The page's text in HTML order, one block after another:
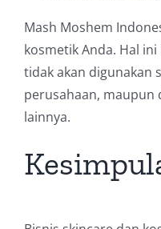
Mash Moshem
kosmetik Anda. Hal
tidak akan digunakan
perusahaan, maupun
lainnya.